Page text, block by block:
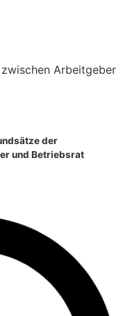
Arbeitgeber
der
und Betriebsrat